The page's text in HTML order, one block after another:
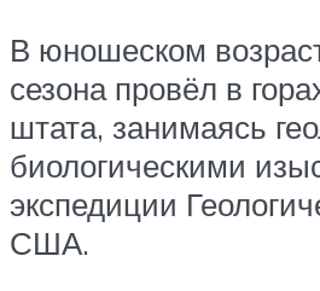
В юношеском
сезона провёл в
штата, занимаясь
биологическими
экспедиции
США.